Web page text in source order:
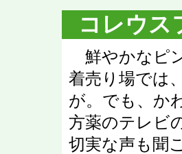
コレウス
鮮やかなピ
着売り場では
が。でも、か
方薬のテレビ
切実な声も聞